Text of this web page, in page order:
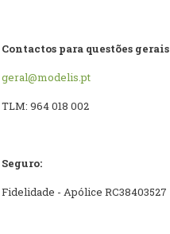
Contactos para questões gerais
geral@modelis.pt
TLM: 964 018 002
Seguro:
Fidelidade - Apólice RC38403527